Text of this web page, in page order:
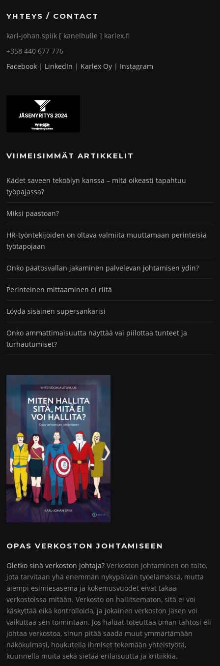
YHTEYS / CONTACT
karl-johan.spiik [ kanelbulle ] karlex.fi
+358 440 677 776
Facebook | LinkedIn | Karlex Oy | Instagram
VIIMEISIMMÄT ARTIKKELIT
Kädet saveen tekoälyn kanssa – mitä oikeasti tapahtuu
työpajassa?
Miksi paastoan?
HR-työntekijöiden on oltava valmiita muuttamaan perinteisiä
työtapojaan
Onko päätösvallan jakaminen palvelevan johtamisen ydin?
Perinteinen mittaaminen ei riitä
Löydä sisäinen supersankarisi
Onko ammattimaisuutta näyttää vai piilottaa tunteet ja
turhautumiset?
OPAS VERKOSTON JOHTAMISEEN
Oletko sinä verkoston johtaja? Verkoston johtaminen on taito,
jota tarvitaan yhä enemmän nykypäivän työelämässä, mutta
aiempi esimiesasema ja kokemusvuodet eivät takaa
verkostoissa mitään. Verkosto on hallitsematon, sitä ei voi
käskyttää eikä kontrolloida, ja jokainen verkoston jäsen voi
vaikuttaa sen toimintaan. Jos haluat toteuttaa oman tahtosi eli
johtaa verkostoa, sinun pitää saada muut ymmärtämään
näkökulmasi, houkutella ihmiset tekemään yhteistyötä,
kuunnella muita sekä sietää erilaisuutta ja kritiikkiä.